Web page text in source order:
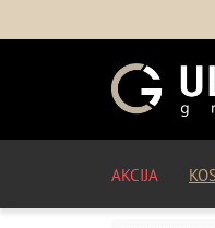
AKCIJA